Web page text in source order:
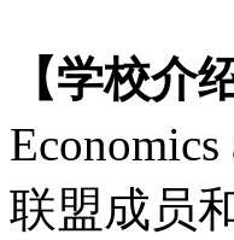
【学校介
联盟成员